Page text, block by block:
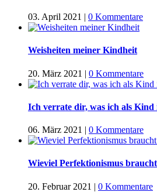
03. April 2021 | 0 Kommentare
Weisheiten meiner Kindheit
20. März 2021 | 0 Kommentare
Ich verrate dir, was ich als Kind
06. März 2021 | 0 Kommentare
Wieviel Perfektionismus
20. Februar 2021 | 0 Kommentare